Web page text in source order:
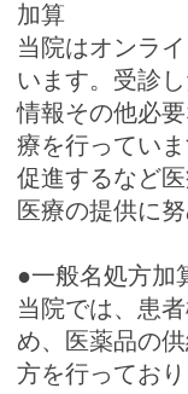
加算
当院はオンラ
います。受診
情報その他必
療を行ってい
促進するなど
医療の提供に
●一般名処方加
当院では、患
め、医薬品の
方を行っており